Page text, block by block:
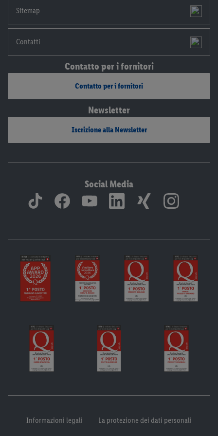
Sitemap
Contatti
Contatto per i fornitori
Contatto per i fornitori
Newsletter
Iscrizione alla Newsletter
Social Media
Informazioni legali
La protezione dei dati personali